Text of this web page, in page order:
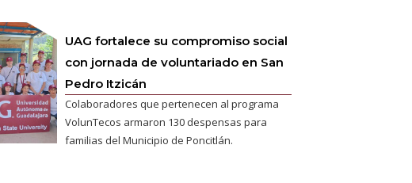
UAG fortalece su compromiso social
con jornada de voluntariado en San
Pedro Itzicán
Colaboradores que pertenecen al programa
VolunTecos armaron 130 despensas para
familias del Municipio de Poncitlán.